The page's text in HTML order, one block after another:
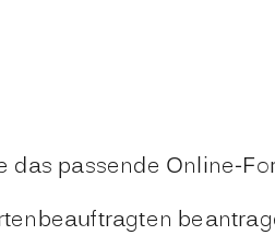
das passende Online-